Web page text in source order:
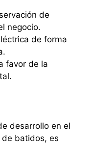
de
negocio.
de forma
favor de la
desarrollo en el
batidos, es